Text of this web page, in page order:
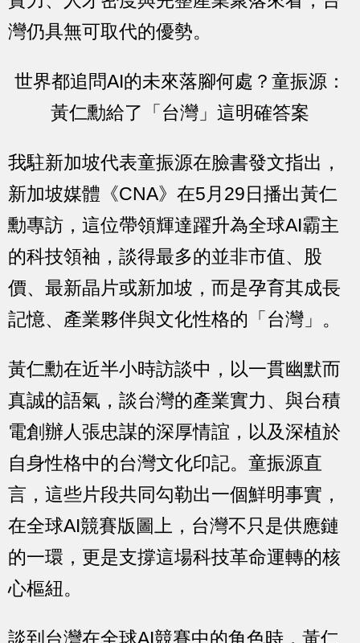
灣仍具無可取代的優勢。
世界都追問AI的未來落腳何處？童振源：
黃仁勳給了「台灣」這明確答案
我駐新加坡代表童振源在臉書發文指出，
新加坡媒體《CNA》在5月29日播出黃仁
勳專訪，這位帶領輝達躍升為全球AI霸主
的科技領袖，談得最多的並非市值、股
價、最新晶片或新加坡，而是孕育其成長
記憶、產業夥伴與文化性格的「台灣」。
黃仁勳在近半小時訪談中，以一貫幽默而
真誠的語氣，談台灣的產業實力、與台積
電創辦人張忠謀的深厚情誼，以及深植於
自身性格中的台灣文化印記。童振源直
言，這些片段共同勾勒出一個鮮明事實，
在全球AI競賽版圖上，台灣不只是供應鏈
的一環，更是支撐這場科技革命運轉的核
心樞紐。
談到台灣在全球AI競賽中的角色時，黃仁